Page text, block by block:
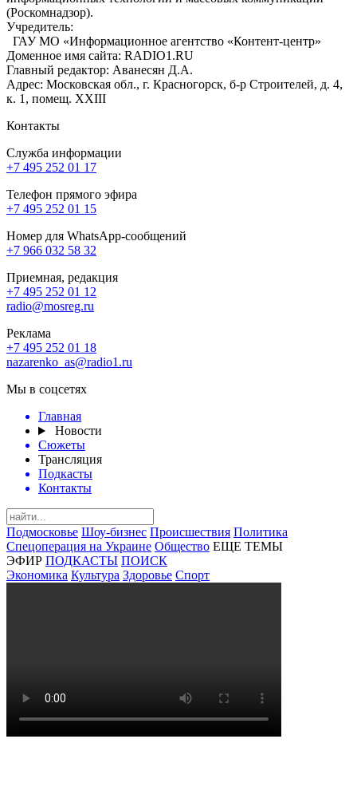
(Роскомнадзор).
Учредитель:
ГАУ МО «Информационное агентство «Контент-центр»
Доменное имя сайта: RADIO1.RU
Главный редактор: Аванесян Д.А.
Адрес: Московская обл., г. Красногорск, б-р Строителей, д. 4,
к. 1, помещ. XXIII
Контакты
Служба информации
+7 495 252 01 17
Телефон прямого эфира
+7 495 252 01 15
Номер для WhatsApp-сообщений
+7 966 032 58 32
Приемная, редакция
+7 495 252 01 12
radio@mosreg.ru
Реклама
+7 495 252 01 18
nazarenko_as@radio1.ru
Мы в соцсетях
Главная
Новости
Сюжеты
Трансляция
Подкасты
Контакты
Подмосковье Шоу-бизнес Происшествия Политика
Спецоперация на Украине Общество ЕЩЕ ТЕМЫ
ЭФИР ПОДКАСТЫ ПОИСК
Экономика Культура Здоровье Спорт